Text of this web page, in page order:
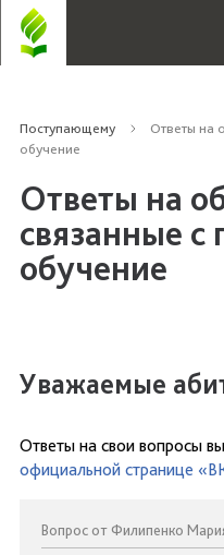
Поступающему
Ответы на
обучение
Ответы на
связанные с
обучение
Уважаемые
Ответы на свои вопросы
официальной странице
Вопрос от Филипенко